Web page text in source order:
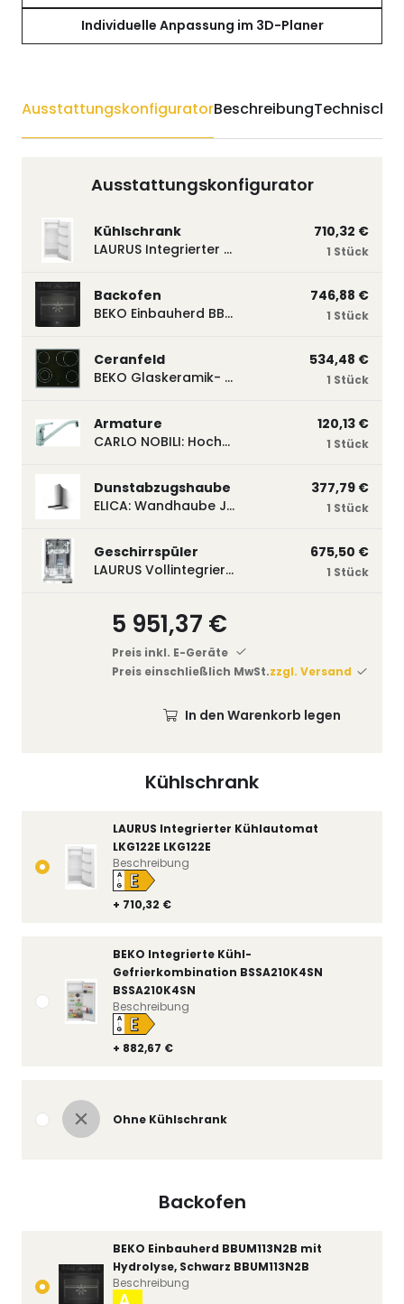
Individuelle Anpassung im 3D-Planer
AusstattungskonfiguratorBeschreibungTechnische
Kühlschrank
LAURUS Integrierter Kühlautomat
LKG122E LKG122E
+ 710,32 €
A
↑
G E
Beschreibung
BEKO Integrierte Kühl-
Gefrierkombination BSSA210K4SN
BSSA210K4SN
+ 882,67 €
A
↑
G E
Beschreibung
Ohne Kühlschrank
Backofen
BEKO Einbauherd BBUM113N2B mit
Hydrolyse, Schwarz BBUM113N2B
Beschreibung
Ausstattungskonfigurator
Kühlschrank
LAURUS Integrierter Kühlautomat LKG122E LKG122E
710,32 €
1 Stück
Backofen
BEKO Einbauherd BBUM113N2B mit Hydrolyse, Schwarz BBUM113N2B
746,88 €
1 Stück
Ceranfeld
BEKO Glaskeramik- Strahlungskochfeld EH 9641 XHN, herdgebunden EH9641XHN
534,48 €
1 Stück
Armature
CARLO NOBILI: Hochdruck- Einhebelmischbatterie Blue, Mischbatterie verchromt 17770
120,13 €
1 Stück
Dunstabzugshaube
ELICA: Wandhaube JOYE 60-A,600 mm breit Edelstahl JOYE60A
377,79 €
1 Stück
Geschirrspüler
LAURUS Vollintegrierter Geschirrspüler LSV45-3, 450 mm breit, 3 Programme LSV45-3
675,50 €
1 Stück
5 951,37 €
Preis inkl. E-Geräte
Preis einschließlich MwSt.zzgl. Versand
In den Warenkorb legen